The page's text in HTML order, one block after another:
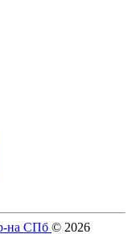
на СПб © 2026